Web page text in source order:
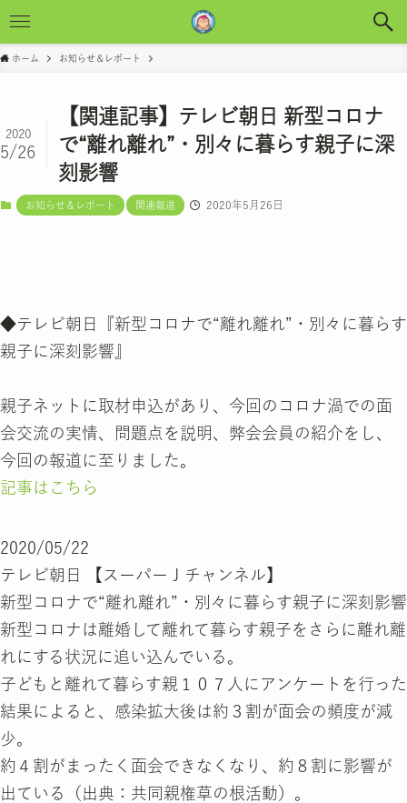
ホーム お知らせ＆レポート
【関連記事】テレビ朝日 新型コロナ
で“離れ離れ”・別々に暮らす親子に深
刻影響
2020
5/26
お知らせ＆レポート 関連報道 2020年5月26日
◆テレビ朝日『新型コロナで“離れ離れ”・別々に暮らす
親子に深刻影響』
親子ネットに取材申込があり、今回のコロナ渦での面
会交流の実情、問題点を説明、弊会会員の紹介をし、
今回の報道に至りました。
記事はこちら
2020/05/22
テレビ朝日 【スーパーＪチャンネル】
新型コロナで“離れ離れ”・別々に暮らす親子に深刻影響
新型コロナは離婚して離れて暮らす親子をさらに離れ離
れにする状況に追い込んでいる。
子どもと離れて暮らす親１０７人にアンケートを行った
結果によると、感染拡大後は約３割が面会の頻度が減
少。
約４割がまったく面会できなくなり、約８割に影響が
出ている（出典：共同親権草の根活動）。